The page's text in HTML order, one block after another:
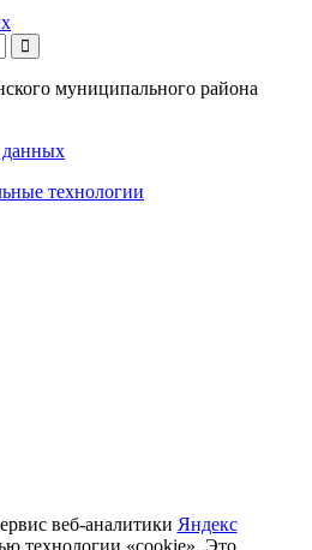
муниципального района
данных
технологии
веб-аналитики Яндекс
технологии «cookie». Это